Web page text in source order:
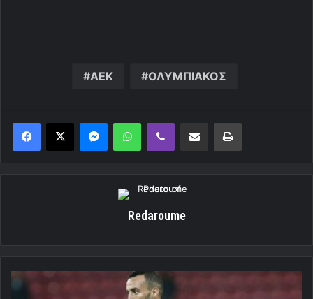
ΑΕΚ ΟΛΥΜΠΙΑΚΟΣ
MessengerWhatsAppViber Κοινοποίηση μέσω ηλεκτρονικού ταχυδρομείουΕκτύπωση
Redaroume
Γκιγέρμε: